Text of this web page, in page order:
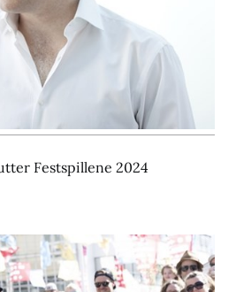
Festspillene 2024